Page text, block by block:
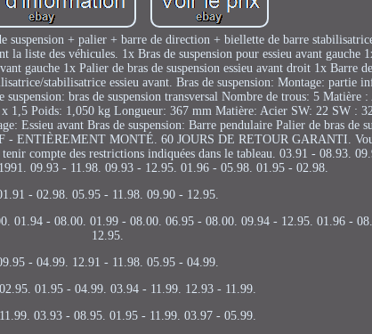
+ palier + barre de direction + biellette de barre
liste des véhicules. 1x Bras de suspension pour essieu avant gauche
gauche 1x Palier de bras de suspension essieu avant droit 1x Barre
stabilisatrice essieu avant. Bras de suspension: Montage: partie
suspension: bras de suspension transversal Nombre de trous: 5 Matière
1,5 Poids: 1,050 kg Longueur: 367 mm Matière: Acier SW: 22 SW :
Essieu avant Bras de suspension: Barre pendulaire Palier de bras de
ENTIÈREMENT MONTÉ. 60 JOURS DE RETOUR GARANTI.
compte des restrictions indiquées dans le tableau. 03.91 - 08.93.
09.93 - 11.98. 09.93 - 12.95. 01.96 - 05.98. 01.95 - 02.98.
- 02.98. 05.95 - 11.98. 09.90 - 12.95.
01.94 - 08.00. 01.99 - 08.00. 06.95 - 08.00. 09.94 - 12.95. 01.96 -
12.95.
- 04.99. 12.91 - 11.98. 05.95 - 04.99.
01.95 - 04.99. 03.94 - 11.99. 12.93 - 11.99.
03.93 - 08.95. 01.95 - 11.99. 03.97 - 05.99.